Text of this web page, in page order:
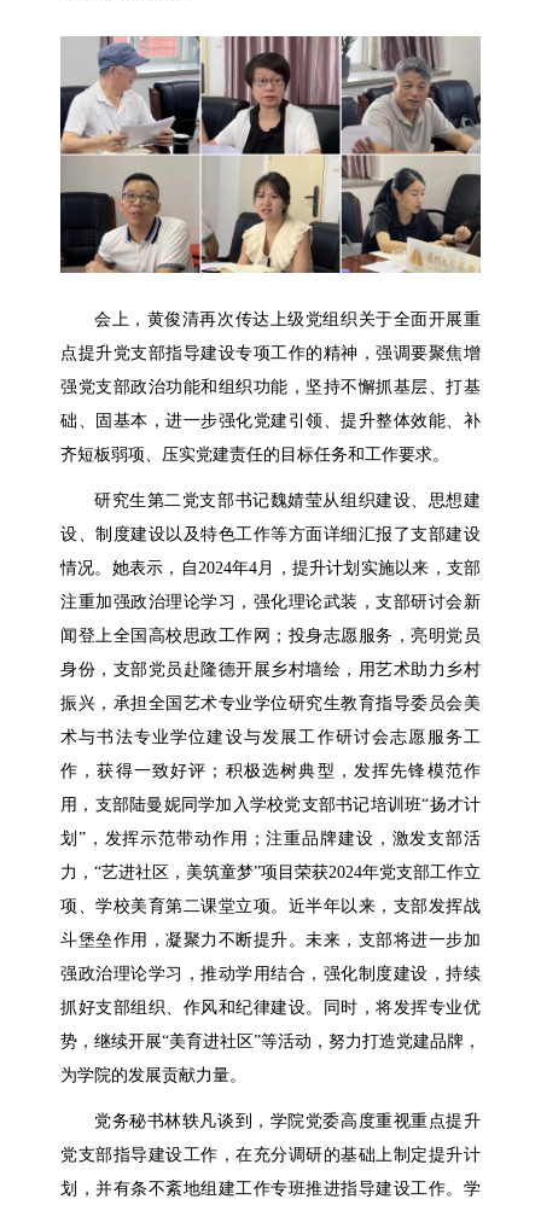
会上，黄俊清再次传达上级党组织关于全面开展重
点提升党支部指导建设专项工作的精神，强调要聚焦增
强党支部政治功能和组织功能，坚持不懈抓基层、打基
础、固基本，进一步强化党建引领、提升整体效能、补
齐短板弱项、压实党建责任的目标任务和工作要求。
研究生第二党支部书记魏婧莹从组织建设、思想建
设、制度建设以及特色工作等方面详细汇报了支部建设
情况。她表示，自2024年4月，提升计划实施以来，支部
注重加强政治理论学习，强化理论武装，支部研讨会新
闻登上全国高校思政工作网；投身志愿服务，亮明党员
身份，支部党员赴隆德开展乡村墙绘，用艺术助力乡村
振兴，承担全国艺术专业学位研究生教育指导委员会美
术与书法专业学位建设与发展工作研讨会志愿服务工
作，获得一致好评；积极选树典型，发挥先锋模范作
用，支部陆曼妮同学加入学校党支部书记培训班“扬才计
划”，发挥示范带动作用；注重品牌建设，激发支部活
力，“艺进社区，美筑童梦”项目荣获2024年党支部工作立
项、学校美育第二课堂立项。近半年以来，支部发挥战
斗堡垒作用，凝聚力不断提升。未来，支部将进一步加
强政治理论学习，推动学用结合，强化制度建设，持续
抓好支部组织、作风和纪律建设。同时，将发挥专业优
势，继续开展“美育进社区”等活动，努力打造党建品牌，
为学院的发展贡献力量。
党务秘书林轶凡谈到，学院党委高度重视重点提升
党支部指导建设工作，在充分调研的基础上制定提升计
划，并有条不紊地组建工作专班推进指导建设工作。学